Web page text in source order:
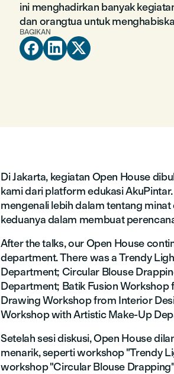
ini menghadirkan banyak
dan orangtua untuk
BAGIKAN
  
Di Jakarta, kegiatan Open House
kami dari platform edukasi
mengenali lebih dalam tentang
keduanya dalam membuat
After the talks, our Open House
department. There was a Trendy
Department; Circular Blouse
Department; Batik Fusion
Drawing Workshop from Interior
Workshop with Artistic Make-Up
Setelah sesi diskusi, Open House
menarik, seperti workshop "Trendy
workshop "Circular Blouse